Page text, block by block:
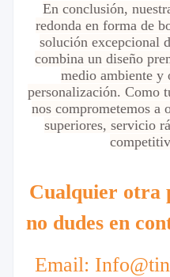
En conclusión,
redonda en forma de
solución excepcional
combina un diseño
medio ambiente y
personalización. Como
nos comprometemos a
superiores, servicio
Cualquier otra
no dudes en
Email: